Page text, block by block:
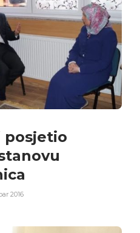
posjetio
2016